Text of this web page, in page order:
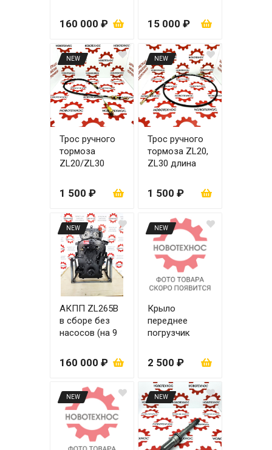
(дисковый
ручник)
160 000 ₽
(оригинал)
15 000 ₽
NEW
Трос ручного
тормоза
ZL20/ZL30
1 500 ₽
NEW
Трос ручного
тормоза ZL20,
ZL30 длина
регулировкой)
1 500 ₽
NEW
АКПП ZL265B
в сборе без
насосов (на 9
повышающей
передачей под
насосы
160 000 ₽
NEW
Крыло
переднее
погрузчик
левое
2 500 ₽
NEW NEW